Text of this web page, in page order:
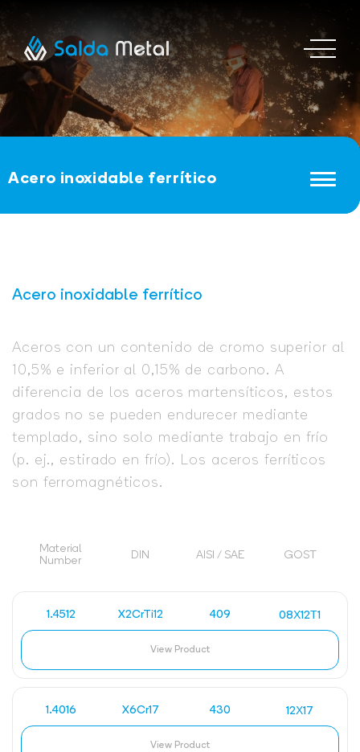
Acero inoxidable ferrítico
Acero inoxidable ferrítico
Aceros con un contenido de cromo superior al
10,5% e inferior al 0,15% de carbono. A
diferencia de los aceros martensíticos, estos
grados no se pueden endurecer mediante
templado, sino solo mediante trabajo en frío
(p. ej., estirado en frío). Los aceros ferríticos
son ferromagnéticos.
Material
Number
DIN AISI / SAE GOST
1.4512 X2CrTi12 409 08Х12Т1
View Product
1.4016 X6Cr17 430 12Х17
View Product